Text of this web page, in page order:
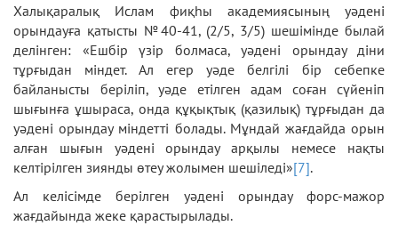
Халықаралық Ислам фиқһы академиясының уәдені
орындауға қатысты №40-41, (2/5, 3/5) шешімінде былай
делінген: «Ешбір үзір болмаса, уәдені орындау діни
тұрғыдан міндет. Ал егер уәде белгілі бір себепке
байланысты беріліп, уәде етілген адам соған сүйеніп
шығынға ұшыраса, онда құқықтық (қазилық) тұрғыдан да
уәдені орындау міндетті болады. Мұндай жағдайда орын
алған шығын уәдені орындау арқылы немесе нақты
келтірілген зиянды өтеу жолымен шешіледі»[7].
Ал келісімде берілген уәдені орындау форс-мажор
жағдайында жеке қарастырылады.